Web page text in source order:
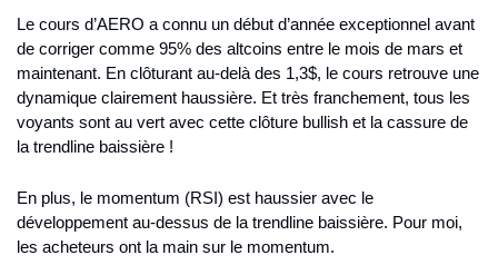
Le cours d’AERO a connu un début d’année exceptionnel avant
de corriger comme 95% des altcoins entre le mois de mars et
maintenant. En clôturant au-delà des 1,3$, le cours retrouve une
dynamique clairement haussière. Et très franchement, tous les
voyants sont au vert avec cette clôture bullish et la cassure de
la trendline baissière !
En plus, le momentum (RSI) est haussier avec le
développement au-dessus de la trendline baissière. Pour moi,
les acheteurs ont la main sur le momentum.